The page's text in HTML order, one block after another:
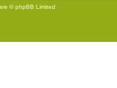
© phpBB Limited